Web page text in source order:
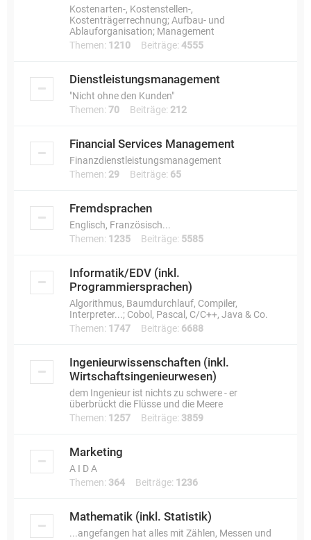
Kostenarten-, Kostenstellen-,
Kostenträgerrechnung; Aufbau- und
Ablauforganisation; Management
Themen: 1210 Beiträge: 4555
Dienstleistungsmanagement
"Nicht ohne den Kunden"
Themen: 70 Beiträge: 212
Financial Services Management
Finanzdienstleistungsmanagement
Themen: 29 Beiträge: 65
Fremdsprachen
Englisch, Französisch...
Themen: 1235 Beiträge: 5585
Informatik/EDV (inkl.
Programmiersprachen)
Algorithmus, Baumdurchlauf, Compiler,
Interpreter...; Cobol, Pascal, C/C++, Java & Co.
Themen: 1747 Beiträge: 6688
Ingenieurwissenschaften (inkl.
Wirtschaftsingenieurwesen)
dem Ingenieur ist nichts zu schwere - er
überbrückt die Flüsse und die Meere
Themen: 1257 Beiträge: 3859
Marketing
A I D A
Themen: 364 Beiträge: 1236
Mathematik (inkl. Statistik)
...angefangen hat alles mit Zählen, Messen und